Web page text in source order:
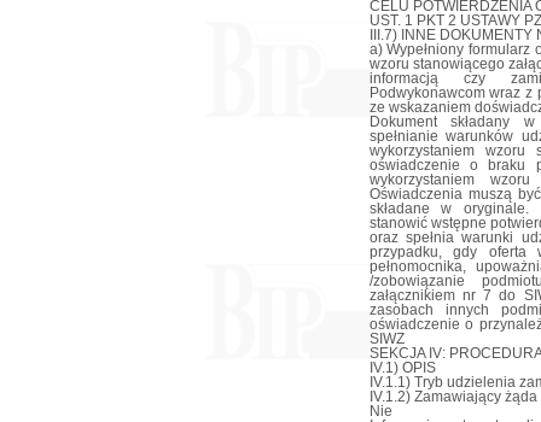
CELU POTWIERDZENIA
UST. 1 PKT 2 USTAWY
III.7) INNE DOKUMENTY
a) Wypełniony formularz
wzoru stanowiącego
informacją czy
Podwykonawcom wraz
ze wskazaniem
Dokument składany
spełnianie warunków
wykorzystaniem
oświadczenie o braku
wykorzystaniem
Oświadczenia muszą
składane w oryginale.
stanowić wstępne
oraz spełnia warunki
przypadku, gdy oferta
pełnomocnika,
/zobowiązanie
załącznikiem nr 7 do
zasobach innych
oświadczenie o
SIWZ
SEKCJA IV:
IV.1) OPIS
IV.1.1) Tryb udzielenia
IV.1.2) Zamawiający
Nie